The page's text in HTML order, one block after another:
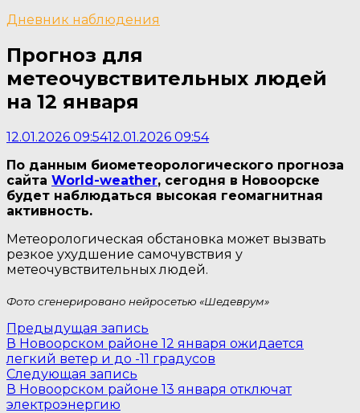
Дневник наблюдения
Прогноз для
метеочувствительных людей
на 12 января
12.01.2026 09:5412.01.2026 09:54
По данным биометеорологического прогноза
сайта World-weather, сегодня в Новоорске
будет наблюдаться высокая геомагнитная
активность.
Метеорологическая обстановка может вызвать
резкое ухудшение самочувствия у
метеочувствительных людей.
Фото сгенерировано нейросетью «Шедеврум»
Навигация
по
записям
Предыдущая запись
запись:
В Новоорском районе 12 января ожидается
легкий ветер и до -11 градусов
Следующая запись
запись:
В Новоорском районе 13 января отключат
электроэнергию